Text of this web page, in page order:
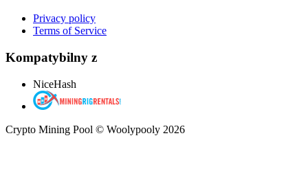
Privacy policy
Terms of Service
Kompatybilny z
NiceHash
Crypto Mining Pool © Woolypooly 2026